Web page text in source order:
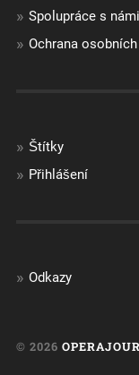
Spolupráce s námi
Ochrana
Štítky
Přihlášení
Odkazy
© 2026